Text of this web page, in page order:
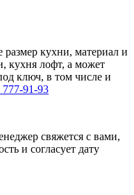
размер кухни, материал и
кухня лофт, а может
ключ, в том числе и
777-91-93
свяжется с вами,
и согласует дату